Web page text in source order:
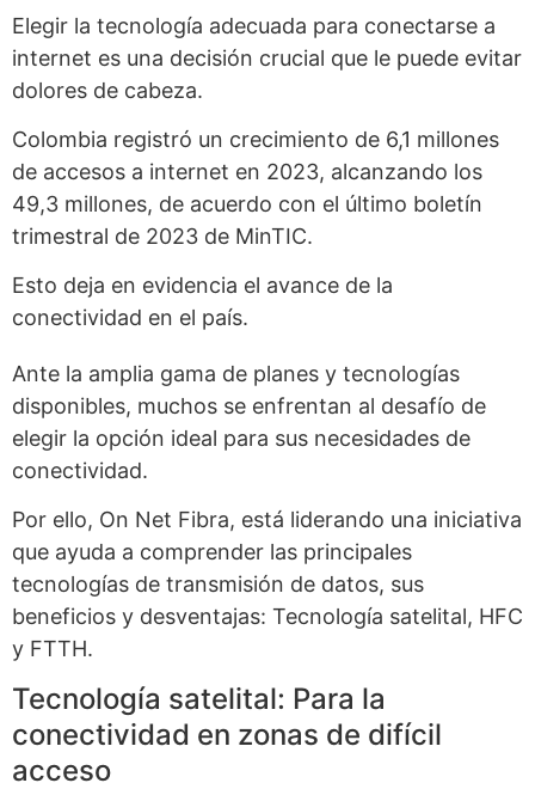
Elegir la tecnología adecuada para conectarse a
internet es una decisión crucial que le puede evitar
dolores de cabeza.
Colombia registró un crecimiento de 6,1 millones
de accesos a internet en 2023, alcanzando los
49,3 millones, de acuerdo con el último boletín
trimestral de 2023 de MinTIC.
Esto deja en evidencia el avance de la
conectividad en el país.
Ante la amplia gama de planes y tecnologías
disponibles, muchos se enfrentan al desafío de
elegir la opción ideal para sus necesidades de
conectividad.
Por ello, On Net Fibra, está liderando una iniciativa
que ayuda a comprender las principales
tecnologías de transmisión de datos, sus
beneficios y desventajas: Tecnología satelital, HFC
y FTTH.
Tecnología satelital: Para la
conectividad en zonas de difícil
acceso